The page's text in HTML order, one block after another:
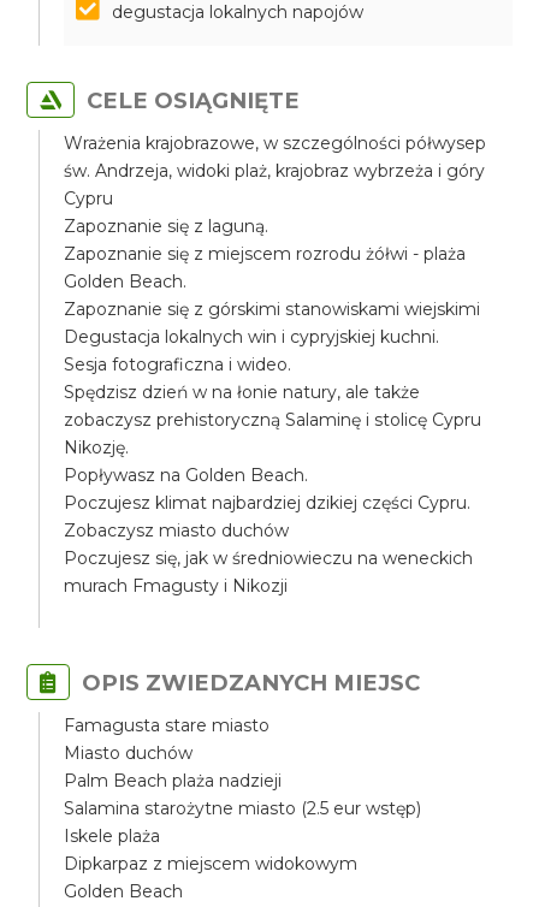
degustacja lokalnych napojów
CELE OSIĄGNIĘTE
Wrażenia krajobrazowe, w szczególności półwysep
św. Andrzeja, widoki plaż, krajobraz wybrzeża i góry
Cypru
Zapoznanie się z laguną.
Zapoznanie się z miejscem rozrodu żółwi - plaża
Golden Beach.
Zapoznanie się z górskimi stanowiskami wiejskimi
Degustacja lokalnych win i cypryjskiej kuchni.
Sesja fotograficzna i wideo.
Spędzisz dzień w na łonie natury, ale także
zobaczysz prehistoryczną Salaminę i stolicę Cypru
Nikozję.
Popływasz na Golden Beach.
Poczujesz klimat najbardziej dzikiej części Cypru.
Zobaczysz miasto duchów
Poczujesz się, jak w średniowieczu na weneckich
murach Fmagusty i Nikozji
OPIS ZWIEDZANYCH MIEJSC
Famagusta stare miasto
Miasto duchów
Palm Beach plaża nadzieji
Salamina starożytne miasto (2.5 eur wstęp)
Iskele plaża
Dipkarpaz z miejscem widokowym
Golden Beach